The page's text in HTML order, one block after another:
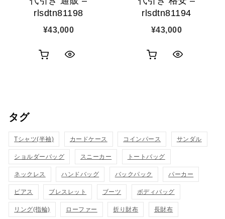
rlsdtn81198
¥43,000
rlsdtn81194
¥43,000
タグ
Tシャツ(半袖) カードケース コインパース サンダル
ショルダーバッグ スニーカー トートバッグ
ネックレス ハンドバッグ バックパック パーカー
ピアス ブレスレット ブーツ ボディバッグ
リング(指輪) ローファー 折り財布 長財布